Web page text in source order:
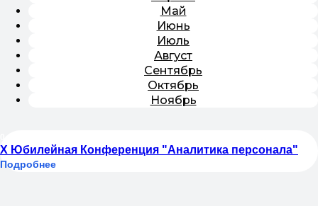
Май
Июнь
Июль
Август
Сентябрь
Октябрь
Ноябрь
X Юбилейная Конференция "Аналитика персонала"
Подробнее